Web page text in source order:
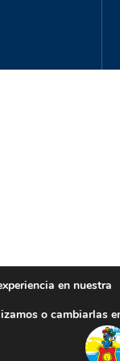
en nuestra
o cambiarlas